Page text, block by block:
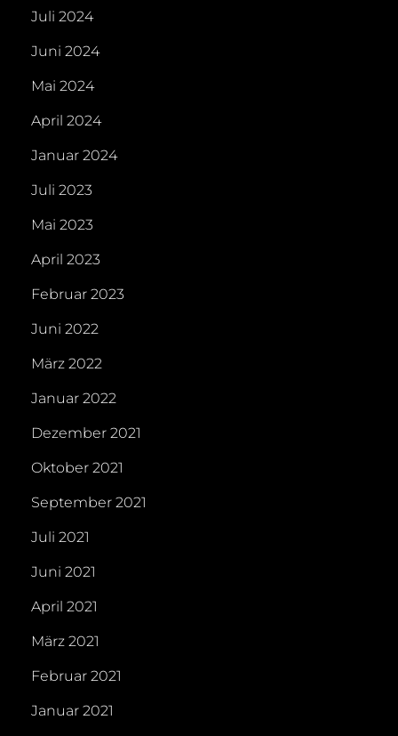
Juli 2024
Juni 2024
Mai 2024
April 2024
Januar 2024
Juli 2023
Mai 2023
April 2023
Februar 2023
Juni 2022
März 2022
Januar 2022
Dezember 2021
Oktober 2021
September 2021
Juli 2021
Juni 2021
April 2021
März 2021
Februar 2021
Januar 2021